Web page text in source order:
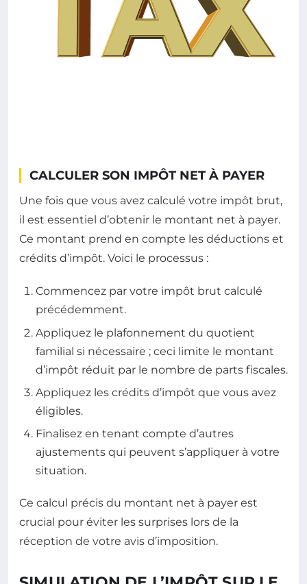
CALCULER SON IMPÔT NET À PAYER
Une fois que vous avez calculé votre impôt brut,
il est essentiel d’obtenir le montant net à payer.
Ce montant prend en compte les déductions et
crédits d’impôt. Voici le processus :
Commencez par votre impôt brut calculé
précédemment.
Appliquez le plafonnement du quotient
familial si nécessaire ; ceci limite le montant
d’impôt réduit par le nombre de parts fiscales.
Appliquez les crédits d’impôt que vous avez
éligibles.
Finalisez en tenant compte d’autres
ajustements qui peuvent s’appliquer à votre
situation.
Ce calcul précis du montant net à payer est
crucial pour éviter les surprises lors de la
réception de votre avis d’imposition.